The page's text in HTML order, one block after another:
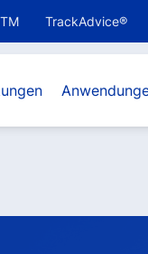
TrackAdvice®